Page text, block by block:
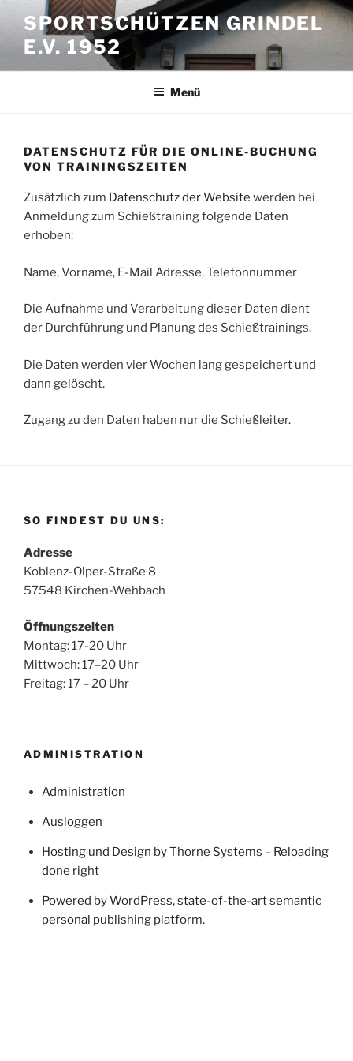
Inhalt
springen
SPORTSCHÜTZEN GRINDEL
E.V. 1952
Menü
DATENSCHUTZ FÜR DIE ONLINE-BUCHUNG
VON TRAININGSZEITEN
Zusätzlich zum Datenschutz der Website werden bei
Anmeldung zum Schießtraining folgende Daten
erhoben:
Name, Vorname, E-Mail Adresse, Telefonnummer
Die Aufnahme und Verarbeitung dieser Daten dient
der Durchführung und Planung des Schießtrainings.
Die Daten werden vier Wochen lang gespeichert und
dann gelöscht.
Zugang zu den Daten haben nur die Schießleiter.
SO FINDEST DU UNS:
Adresse
Koblenz-Olper-Straße 8
57548 Kirchen-Wehbach
Öffnungszeiten
Montag: 17-20 Uhr
Mittwoch: 17–20 Uhr
Freitag: 17 – 20 Uhr
ADMINISTRATION
Administration
Ausloggen
Hosting und Design by Thorne Systems – Reloading
done right
Powered by WordPress, state-of-the-art semantic
personal publishing platform.